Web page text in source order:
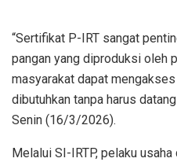
“Sertifikat P-IRT sangat
pangan yang diproduksi oleh
masyarakat dapat
dibutuhkan tanpa harus
Senin (16/3/2026).
Melalui SI-IRTP, pelaku